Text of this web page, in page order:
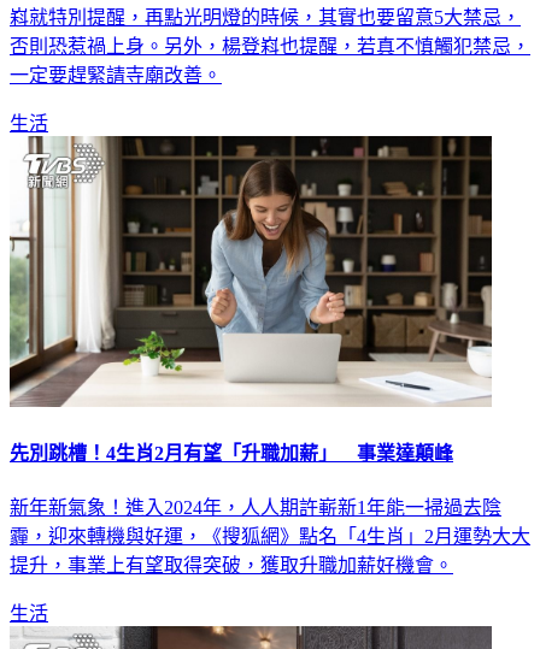
嵙就特別提醒，再點光明燈的時候，其實也要留意5大禁忌，
否則恐惹禍上身。另外，楊登嵙也提醒，若真不慎觸犯禁忌，
一定要趕緊請寺廟改善。
生活
先別跳槽！4生肖2月有望「升職加薪」 事業達顛峰
新年新氣象！進入2024年，人人期許嶄新1年能一掃過去陰
霾，迎來轉機與好運，《搜狐網》點名「4生肖」2月運勢大大
提升，事業上有望取得突破，獲取升職加薪好機會。
生活